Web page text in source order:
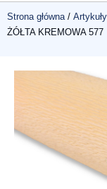
Strona główna /
ŻÓŁTA KREMOWA 577